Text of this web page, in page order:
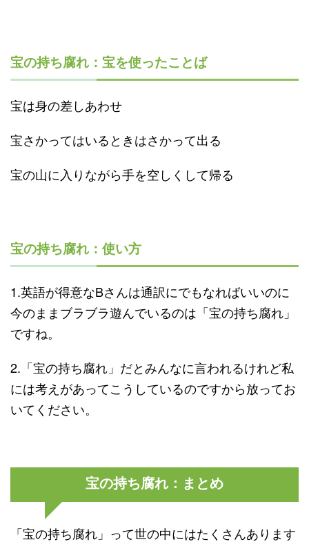
宝の持ち腐れ：宝を使ったことば
宝は身の差しあわせ
宝さかってはいるときはさかって出る
宝の山に入りながら手を空しくして帰る
宝の持ち腐れ：使い方
1.英語が得意なBさんは通訳にでもなればいいのに
今のままブラブラ遊んでいるのは「宝の持ち腐れ」
ですね。
2.「宝の持ち腐れ」だとみんなに言われるけれど私
には考えがあってこうしているのですから放ってお
いてください。
宝の持ち腐れ：まとめ
「宝の持ち腐れ」って世の中にはたくさんあります